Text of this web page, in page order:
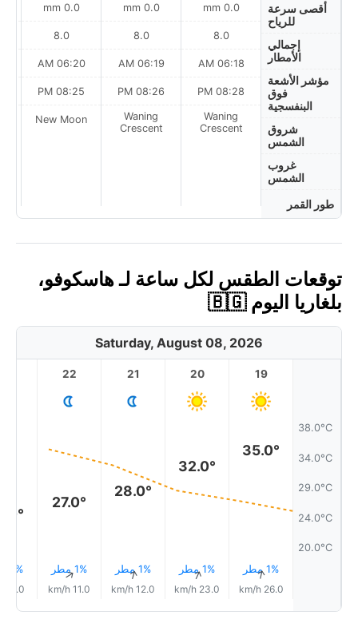
أقصى سرعة
للرياح
إجمالي
الأمطار
مؤشر الأشعة
فوق
البنفسجية
شروق
الشمس
غروب
الشمس
طور القمر
0.0 mm
8.0
06:18 AM
08:28 PM
Waning
Crescent
0.0 mm
8.0
06:19 AM
08:26 PM
Waning
Crescent
0.0 mm
8.0
06:20 AM
08:25 PM
New Moon
توقعات الطقس لكل ساعة لـ هاسكوفو،
بلغاريا اليوم 🇧🇬
Saturday, August 08, 2026
38.0°C
34.0°C
29.0°C
24.0°C
20.0°C
19
35.0°
1% مطر↑
26.0 km/h
20
32.0°
1% مطر↑
23.0 km/h
21
28.0°
1% مطر↑
12.0 km/h
22
27.0°
1% مطر↑
11.0 km/h
1% مطر
5.0 km/h